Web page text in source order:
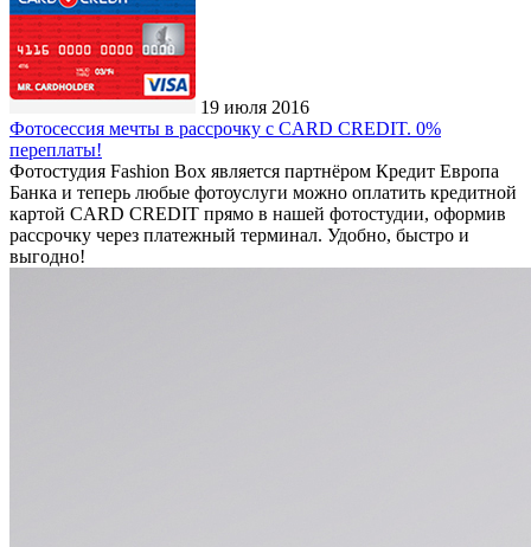
19 июля 2016
Фотосессия мечты в рассрочку с CARD CREDIT. 0%
переплаты!
Фотостудия Fashion Box является партнёром Кредит Европа
Банка и теперь любые фотоуслуги можно оплатить кредитной
картой CARD CREDIT прямо в нашей фотостудии, оформив
рассрочку через платежный терминал. Удобно, быстро и
выгодно!